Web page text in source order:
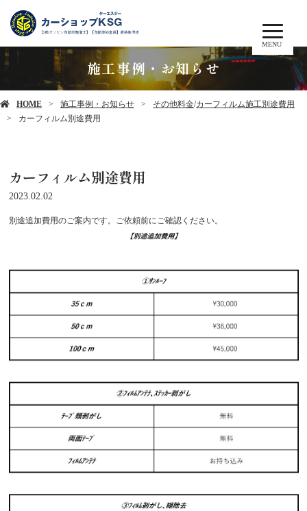
MENU
施工事例・お知らせ
HOME 施工事例・お知らせ その他料金/カーフィルム施工別途費用
カーフィルム別途費用
カーフィルム別途費用
2023.02.02
別途追加費用のご案内です。ご依頼前にご確認ください。